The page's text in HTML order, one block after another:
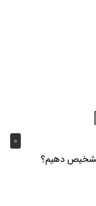
0
تشخیص دهیم؟